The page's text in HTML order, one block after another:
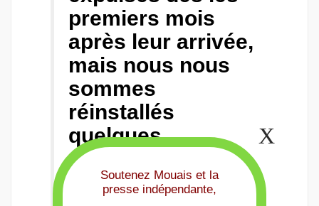
premiers mois
après leur arrivée,
mais nous nous
sommes
réinstallés
quelques
centaines de
mètres plus loin
Soutenez Mouais et la
presse indépendante,